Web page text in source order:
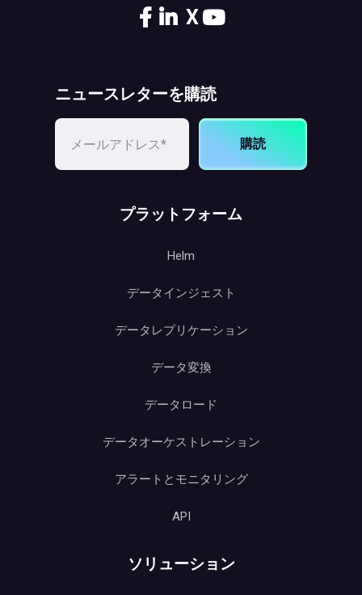
X
ニュースレターを購読
購読
プラットフォーム
Helm
データインジェスト
データレプリケーション
データ変換
データロード
データオーケストレーション
アラートとモニタリング
API
ソリューション